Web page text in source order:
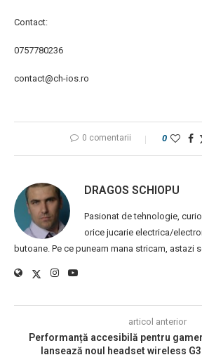
Contact:
0757780236
contact@ch-ios.ro
0 comentarii 0
DRAGOS SCHIOPU
Pasionat de tehnologie,
orice jucarie electrica/
butoane. Pe ce puneam mana stricam, astazi
articol anterior
Performanță accesibilă pentru
lansează noul headset wireless